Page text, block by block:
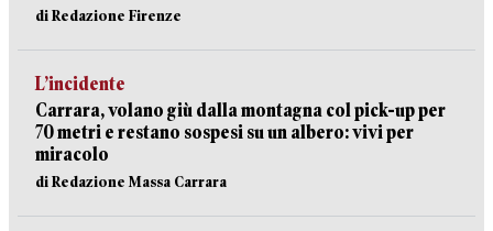
di Redazione Firenze
L’incidente
Carrara, volano giù dalla montagna col pick-up per
70 metri e restano sospesi su un albero: vivi per
miracolo
di Redazione Massa Carrara